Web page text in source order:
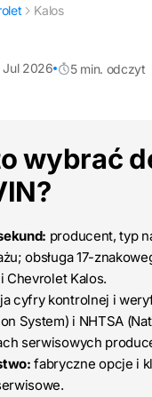
Kalos
Jul 2026 5 min. odczyt
wybrać
producent, typ
obsługa 17-
Chevrolet Kalos.
cyfry kontrolnej i
System) i NHTSA
serwisowych
fabryczne opcje i